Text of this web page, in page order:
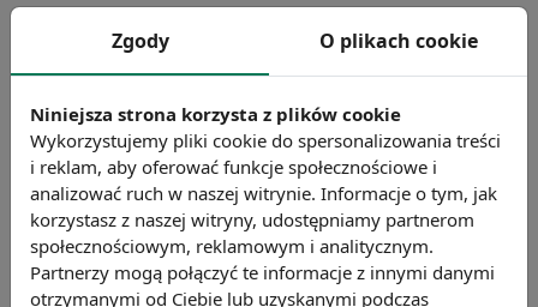
W jakich zawodach najtrudniej znaleźć
pracowników?
W jakich krajach UE Wielki Piątek jest dniem
Zgody O plikach cookie
Niniejsza strona korzysta z plików cookie
Wykorzystujemy pliki cookie do spersonalizowania treści
i reklam, aby oferować funkcje społecznościowe i
analizować ruch w naszej witrynie. Informacje o tym, jak
korzystasz z naszej witryny, udostępniamy partnerom
społecznościowym, reklamowym i analitycznym.
Partnerzy mogą połączyć te informacje z innymi danymi
otrzymanymi od Ciebie lub uzyskanymi podczas